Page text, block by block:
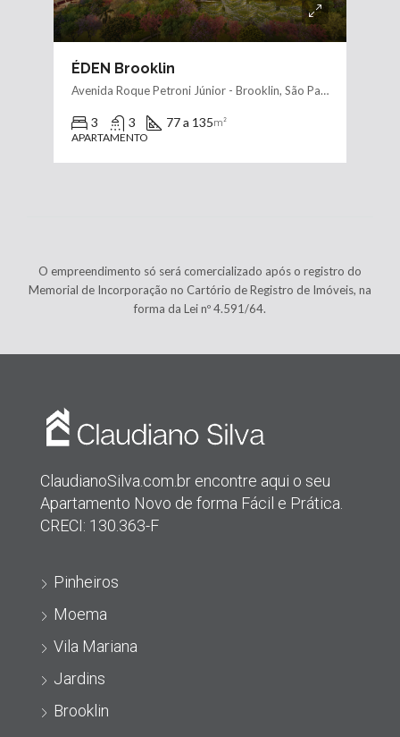
ÉDEN Brooklin
Avenida Roque Petroni Júnior - Brooklin, São Paulo, Zona Sul
3 3 77 a 135m²
APARTAMENTO
O empreendimento só será comercializado após o registro do
Memorial de Incorporação no Cartório de Registro de Imóveis, na
forma da Lei nº 4.591/64.
ClaudianoSilva.com.br encontre aqui o seu
Apartamento Novo de forma Fácil e Prática.
CRECI: 130.363-F
Pinheiros
Moema
Vila Mariana
Jardins
Brooklin